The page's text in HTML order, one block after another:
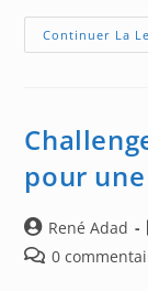
Continuer La
pour
Auteur/autrice
de
René Adad
Post0